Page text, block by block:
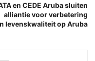
en CEDE Aruba sluiten
alliantie voor verbetering
levenskwaliteit op Aruba